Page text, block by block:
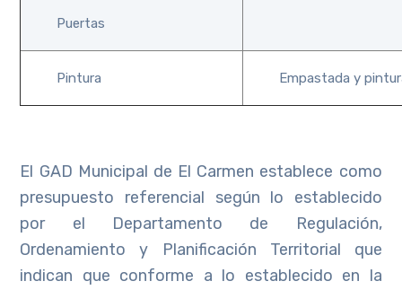
Puertas
Pintura Empastada y
El GAD Municipal de El Carmen establece como
presupuesto referencial según lo establecido
por el Departamento de Regulación,
Ordenamiento y Planificación Territorial que
indican que conforme a lo establecido en la